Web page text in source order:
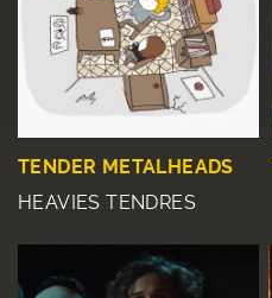
TENDER METALHEADS
HEAVIES TENDRES